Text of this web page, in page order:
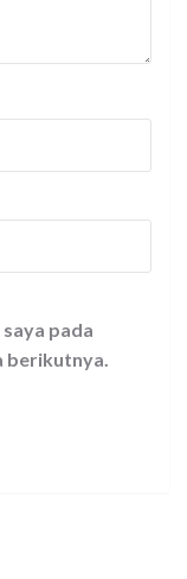
pada
berikutnya.